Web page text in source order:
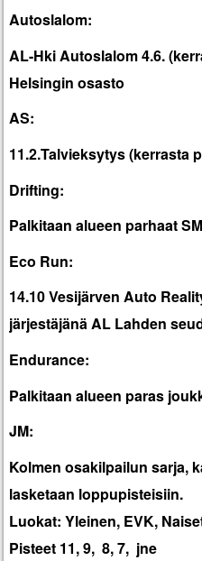
Autoslalom:
AL-Hki Autoslalom 4.6.
Helsingin osasto
AS:
11.2.Talvieksytys (kerrasta
Drifting:
Palkitaan alueen parhaat
Eco Run:
14.10 Vesijärven Auto
järjestäjänä AL Lahden
Endurance:
Palkitaan alueen paras
JM:
Kolmen osakilpailun sarja,
lasketaan loppupisteisiin.
Luokat: Yleinen, EVK,
Pisteet 11, 9, 8, 7, jne